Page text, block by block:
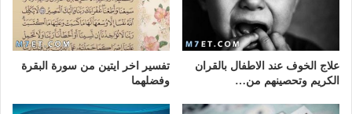
علاج الخوف عند الاطفال بالقران
الكريم وتحصينهم من…
تفسير اخر ايتين من سورة البقرة
وفضلهما